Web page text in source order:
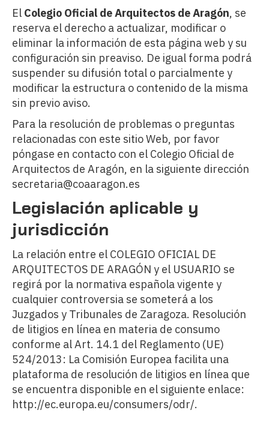
El Colegio Oficial de Arquitectos de Aragón, se
reserva el derecho a actualizar, modificar o
eliminar la información de esta página web y su
configuración sin preaviso. De igual forma podrá
suspender su difusión total o parcialmente y
modificar la estructura o contenido de la misma
sin previo aviso.
Para la resolución de problemas o preguntas
relacionadas con este sitio Web, por favor
póngase en contacto con el Colegio Oficial de
Arquitectos de Aragón, en la siguiente dirección
secretaria@coaaragon.es
Legislación aplicable y
jurisdicción
La relación entre el COLEGIO OFICIAL DE
ARQUITECTOS DE ARAGÓN y el USUARIO se
regirá por la normativa española vigente y
cualquier controversia se someterá a los
Juzgados y Tribunales de Zaragoza. Resolución
de litigios en línea en materia de consumo
conforme al Art. 14.1 del Reglamento (UE)
524/2013: La Comisión Europea facilita una
plataforma de resolución de litigios en línea que
se encuentra disponible en el siguiente enlace:
http://ec.europa.eu/consumers/odr/.